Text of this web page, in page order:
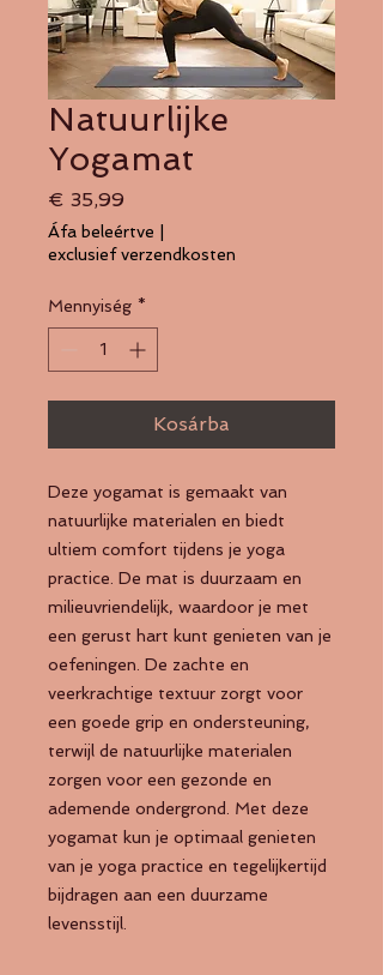
Natuurlijke
Yogamat
€ 35,99
Áfa beleértve
exclusief verzendkosten
Mennyiség *
Kosárba
Deze yogamat is gemaakt van
natuurlijke materialen en biedt
ultiem comfort tijdens je yoga
practice. De mat is duurzaam en
milieuvriendelijk, waardoor je met
een gerust hart kunt genieten van je
oefeningen. De zachte en
veerkrachtige textuur zorgt voor
een goede grip en ondersteuning,
terwijl de natuurlijke materialen
zorgen voor een gezonde en
ademende ondergrond. Met deze
yogamat kun je optimaal genieten
van je yoga practice en tegelijkertijd
bijdragen aan een duurzame
levensstijl.